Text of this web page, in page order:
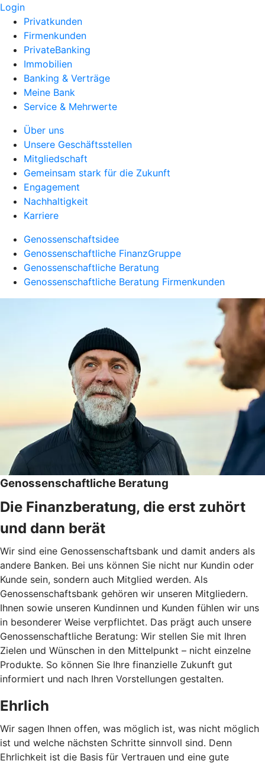
Login
Privatkunden
Firmenkunden
PrivateBanking
Immobilien
Banking & Verträge
Meine Bank
Service & Mehrwerte
Über uns
Unsere Geschäftsstellen
Mitgliedschaft
Gemeinsam stark für die Zukunft
Engagement
Nachhaltigkeit
Karriere
Genossenschaftsidee
Genossenschaftliche FinanzGruppe
Genossenschaftliche Beratung
Genossenschaftliche Beratung Firmenkunden
Genossenschaftliche Beratung
Die Finanzberatung, die erst zuhört
und dann berät
Wir sind eine Genossenschaftsbank und damit anders als
andere Banken. Bei uns können Sie nicht nur Kundin oder
Kunde sein, sondern auch Mitglied werden. Als
Genossenschaftsbank gehören wir unseren Mitgliedern.
Ihnen sowie unseren Kundinnen und Kunden fühlen wir uns
in besonderer Weise verpflichtet. Das prägt auch unsere
Genossenschaftliche Beratung: Wir stellen Sie mit Ihren
Zielen und Wünschen in den Mittelpunkt – nicht einzelne
Produkte. So können Sie Ihre finanzielle Zukunft gut
informiert und nach Ihren Vorstellungen gestalten.
Ehrlich
Wir sagen Ihnen offen, was möglich ist, was nicht möglich
ist und welche nächsten Schritte sinnvoll sind. Denn
Ehrlichkeit ist die Basis für Vertrauen und eine gute